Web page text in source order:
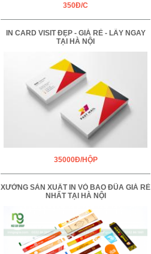
350Đ/C
IN CARD VISIT ĐẸP - GIÁ RẺ - LẤY NGAY
TẠI HÀ NỘI
35000Đ/HỘP
XƯỞNG SẢN XUẤT IN VỎ BAO ĐŨA GIÁ RẺ
NHẤT TẠI HÀ NỘI